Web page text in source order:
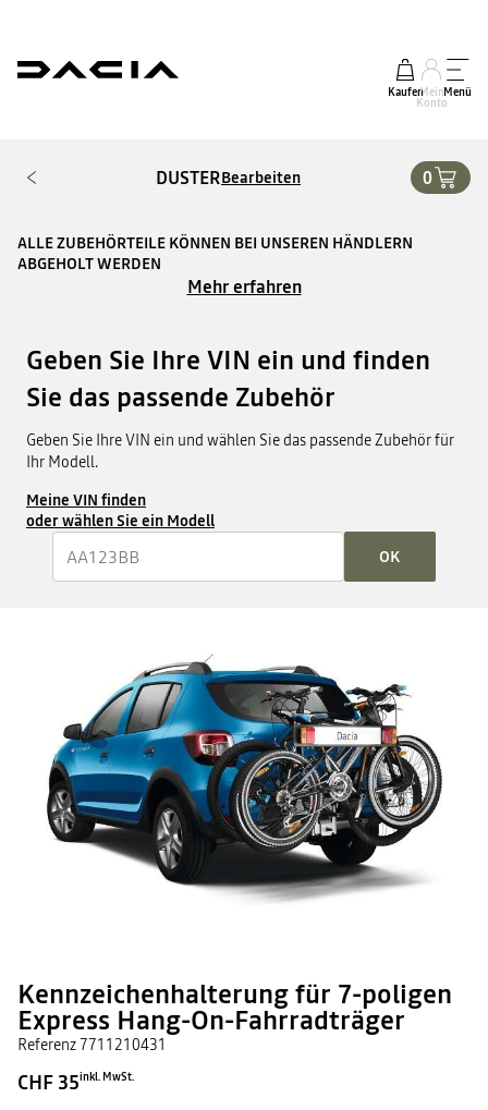
KaufenMein
Konto
Menü
DUSTERBearbeiten 0
ALLE ZUBEHÖRTEILE KÖNNEN BEI UNSEREN HÄNDLERN
ABGEHOLT WERDEN
Mehr erfahren
Geben Sie Ihre VIN ein und finden
Sie das passende Zubehör
Geben Sie Ihre VIN ein und wählen Sie das passende Zubehör für
Ihr Modell.
Meine VIN finden
oder wählen Sie ein Modell
OK
Kennzeichenhalterung für 7-poligen
Express Hang-On-Fahrradträger
Referenz7711210431
CHF 35inkl. MwSt.